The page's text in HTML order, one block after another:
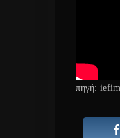
πηγή: